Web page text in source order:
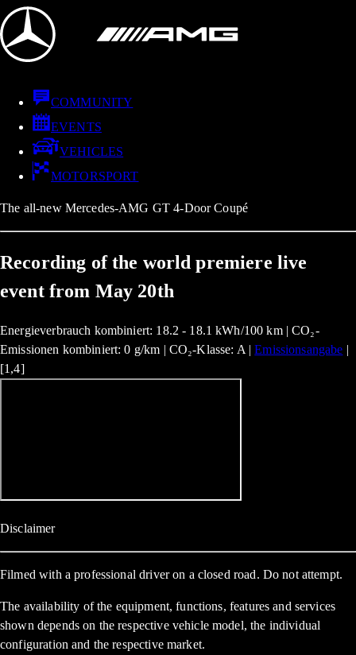
COMMUNITY
EVENTS
VEHICLES
MOTORSPORT
The all-new Mercedes-AMG GT 4-Door Coupé
Recording of the world premiere live
event from May 20th
Energieverbrauch kombiniert: 18.2 - 18.1 kWh/100 km | CO₂-
Emissionen kombiniert: 0 g/km | CO₂-Klasse: A |Emissionsangabe |
[1,4]
Disclaimer
Filmed with a professional driver on a closed road. Do not attempt.
The availability of the equipment, functions, features and services
shown depends on the respective vehicle model, the individual
configuration and the respective market.